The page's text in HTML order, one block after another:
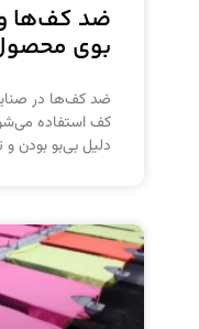
ضد کف‌ها و
بوی
ضد کف‌ها در
کف استفاده
دلیل بی‌بو بودن و